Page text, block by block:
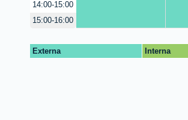
14:00-15:00
15:00-16:00
Externa Interna